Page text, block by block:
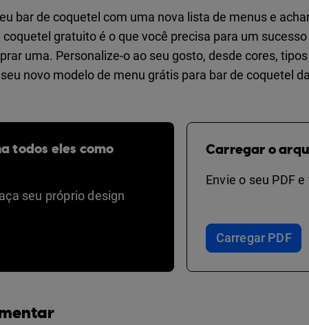
bar de coquetel com uma nova lista de menus e
gratuito é o que você precisa para um
uma. Personalize-o ao seu gosto, desde cores,
novo modelo de menu grátis para bar de coquetel
todos eles como
seu próprio design
Carregar o
Envie o seu PDF
Carregar PDF